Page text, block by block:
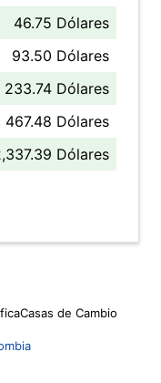
46.75 Dólares
93.50 Dólares
233.74 Dólares
467.48 Dólares
Dólares
Casas de Cambio